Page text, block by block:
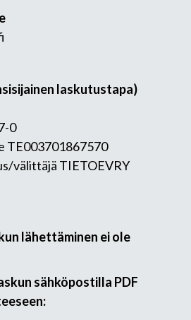
laskutustapa)
0
TE003701867570
välittäjä TIETOEVRY
lähettäminen ei ole
sähköpostilla PDF